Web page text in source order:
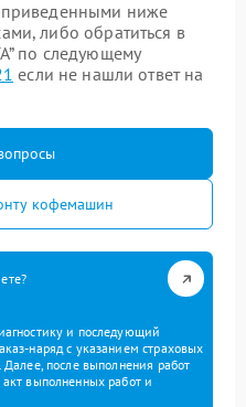
приведенными ниже
либо обратиться в
по следующему
если не нашли ответ на
кофемашин
и последующий
наряд с указанием страховых
Далее, после выполнения работ
выполненных работ и